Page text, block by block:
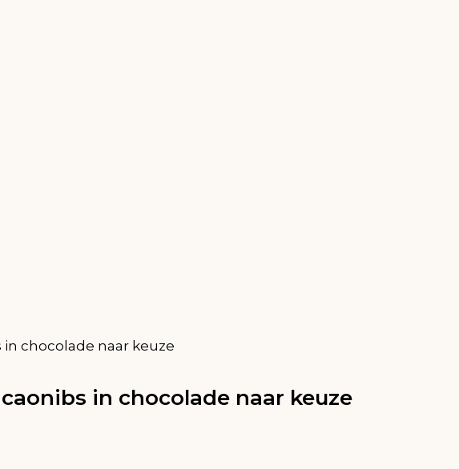
chocolade naar keuze
in chocolade naar keuze